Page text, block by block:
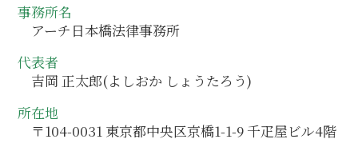
事務所名
アーチ日本橋法律事務所
代表者
吉岡 正太郎(よしおか しょうたろう)
所在地
〒104-0031 東京都中央区京橋1-1-9 千疋屋ビル4階